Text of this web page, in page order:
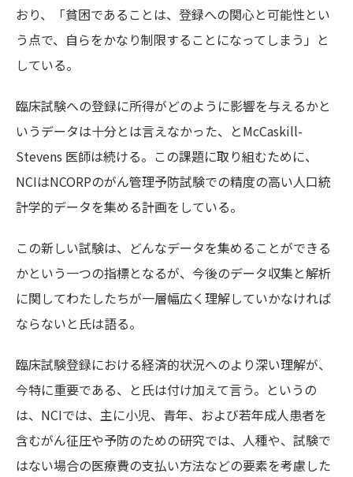
おり、「貧困であることは、登録への関心と可能性とい
う点で、自らをかなり制限することになってしまう」と
している。
臨床試験への登録に所得がどのように影響を与えるかと
いうデータは十分とは言えなかった、とMcCaskill-
Stevens 医師は続ける。この課題に取り組むために、
NCIはNCORPのがん管理予防試験での精度の高い人口統
計学的データを集める計画をしている。
この新しい試験は、どんなデータを集めることができる
かという一つの指標となるが、今後のデータ収集と解析
に関してわたしたちが一層幅広く理解していかなければ
ならないと氏は語る。
臨床試験登録における経済的状況へのより深い理解が、
今特に重要である、と氏は付け加えて言う。というの
は、NCIでは、主に小児、青年、および若年成人患者を
含むがん征圧や予防のための研究では、人種や、試験で
はない場合の医療費の支払い方法などの要素を考慮した